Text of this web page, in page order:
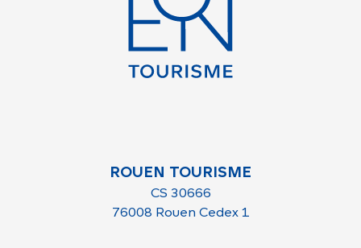
ROUEN TOURISME
CS 30666
76008 Rouen Cedex 1